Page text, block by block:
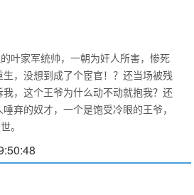
叶家军统帅，一朝为奸人所害，惨死
，没想到成了个宦官！？还当场被残
，这个王爷为什么动不动就抱我？还
弃的奴才，一个是饱受冷眼的王爷，
。